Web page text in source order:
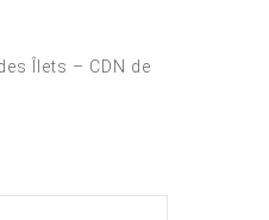
Îlets – CDN de